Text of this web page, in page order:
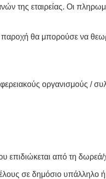
της εταιρείας. Οι
παροχή θα μπορούσε να
οργανισμούς /
επιδιώκεται από τη δωρεά/
σε δημόσιο υπάλληλο ή